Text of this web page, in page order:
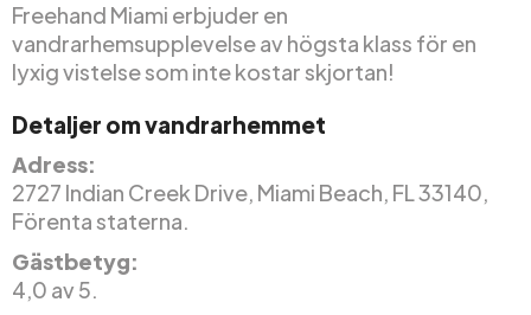
Freehand Miami erbjuder en
vandrarhemsupplevelse av högsta klass för en
lyxig vistelse som inte kostar skjortan!
Detaljer om vandrarhemmet
Adress:
2727 Indian Creek Drive, Miami Beach, FL 33140,
Förenta staterna.
Gästbetyg:
4,0 av 5.